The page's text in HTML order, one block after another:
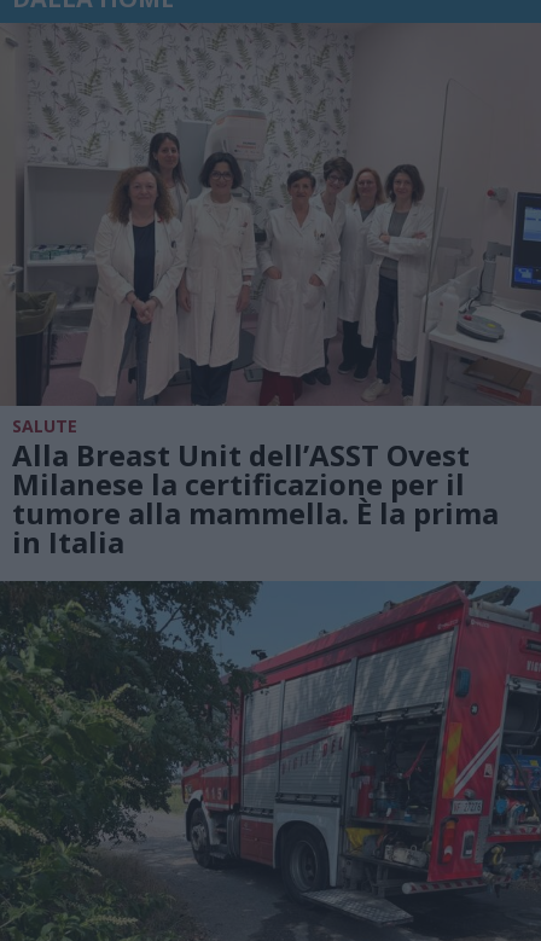
SALUTE
Alla Breast Unit dell’ASST Ovest
Milanese la certificazione per il
tumore alla mammella. È la prima
in Italia